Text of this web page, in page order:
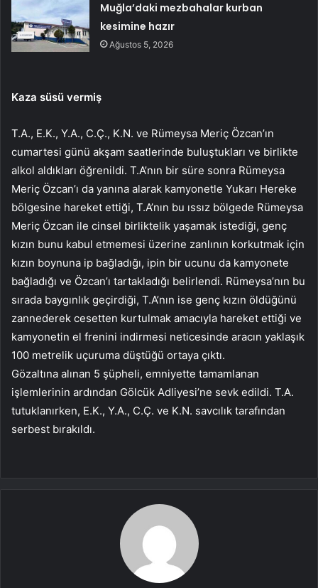
Muğla’daki mezbahalar kurban
kesimine hazır
Ağustos 5, 2026
Kaza süsü vermiş
T.A., E.K., Y.A., C.Ç., K.N. ve Rümeysa Meriç Özcan’ın
cumartesi günü akşam saatlerinde buluştukları ve birlikte
alkol aldıkları öğrenildi. T.A’nın bir süre sonra Rümeysa
Meriç Özcan’ı da yanına alarak kamyonetle Yukarı Hereke
bölgesine hareket ettiği, T.A’nın bu ıssız bölgede Rümeysa
Meriç Özcan ile cinsel birliktelik yaşamak istediği, genç
kızın bunu kabul etmemesi üzerine zanlının korkutmak için
kızın boynuna ip bağladığı, ipin bir ucunu da kamyonete
bağladığı ve Özcan’ı tartakladığı belirlendi. Rümeysa’nın bu
sırada baygınlık geçirdiği, T.A’nın ise genç kızın öldüğünü
zannederek cesetten kurtulmak amacıyla hareket ettiği ve
kamyonetin el frenini indirmesi neticesinde aracın yaklaşık
100 metrelik uçuruma düştüğü ortaya çıktı.
Gözaltına alınan 5 şüpheli, emniyette tamamlanan
işlemlerinin ardından Gölcük Adliyesi’ne sevk edildi. T.A.
tutuklanırken, E.K., Y.A., C.Ç. ve K.N. savcılık tarafından
serbest bırakıldı.